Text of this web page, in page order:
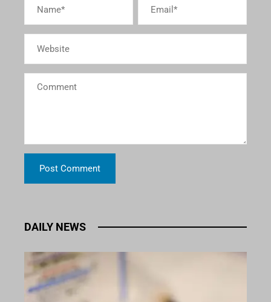
DAILY NEWS